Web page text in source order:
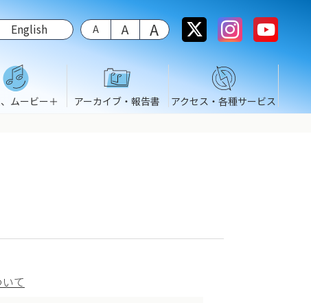
English
ムービー＋ アーカイブ・報告書 アクセス・各種サービス
て